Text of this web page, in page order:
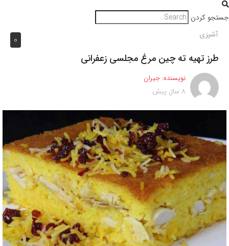
جستجو کردن
0 آشپزی
طرز تهیه ته چین مرغ مجلسی زعفرانی
نویسنده: جیران
8 سال پیش